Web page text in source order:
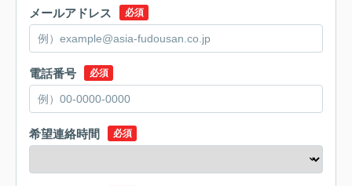
メールアドレス 必須
電話番号 必須
希望連絡時間 必須